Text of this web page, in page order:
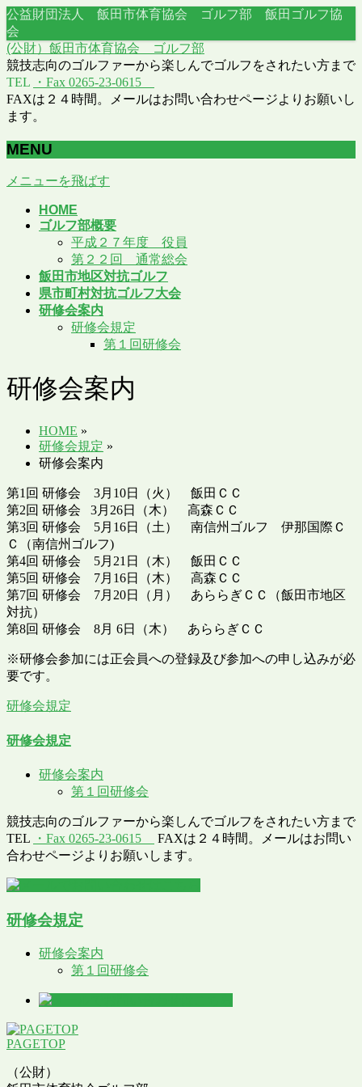
公益財団法人 飯田市体育協会 ゴルフ部 飯田ゴルフ協
会
(公財）飯田市体育協会 ゴルフ部
競技志向のゴルファーから楽しんでゴルフをされたい方まで
TEL
・Fax 0265-23-0615
FAXは２４時間。メールはお問い合わせページよりお願いし
ます。
MENU
メニューを飛ばす
HOME
ゴルフ部概要
平成２７年度 役員
第２２回 通常総会
飯田市地区対抗ゴルフ
県市町村対抗ゴルフ大会
研修会案内
研修会規定
第１回研修会
研修会案内
HOME »
研修会規定 »
研修会案内
第1回 研修会 3月10日（火） 飯田ＣＣ
第2回 研修会 3月26日（木） 高森ＣＣ
第3回 研修会 5月16日（土） 南信州ゴルフ 伊那国際Ｃ
Ｃ（南信州ゴルフ)
第4回 研修会 5月21日（木） 飯田ＣＣ
第5回 研修会 7月16日（木） 高森ＣＣ
第7回 研修会 7月20日（月） あららぎＣＣ（飯田市地区
対抗）
第8回 研修会 8月 6日（木） あららぎＣＣ
※研修会参加には正会員への登録及び参加への申し込みが必
要です。
研修会規定
研修会規定
研修会案内
第１回研修会
競技志向のゴルファーから楽しんでゴルフをされたい方まで
TEL
・Fax 0265-23-0615
FAXは２４時間。メールはお問い
合わせページよりお願いします。
研修会規定
研修会案内
第１回研修会
PAGETOP
（公財）